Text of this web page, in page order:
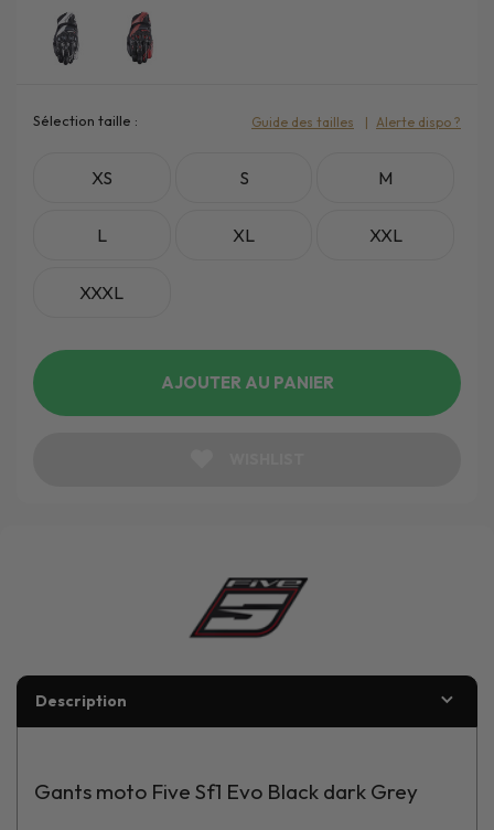
Sélection taille :
XS S M
L XL XXL
XXXL
Guide des tailles Alerte dispo ?
AJOUTER AU PANIER
Description
Gants moto Five Sf1 Evo Black dark Grey